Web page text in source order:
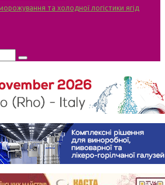
та холодної логістики ягід